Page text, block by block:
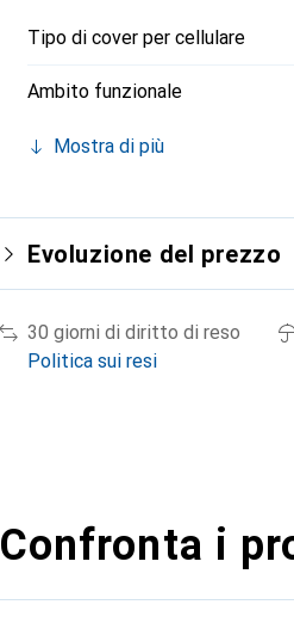
Tipo di cover per cellulare
Ambito funzionale
Mostra di più
Evoluzione del prezzo
30 giorni di diritto di reso
Politica sui resi
Confronta i